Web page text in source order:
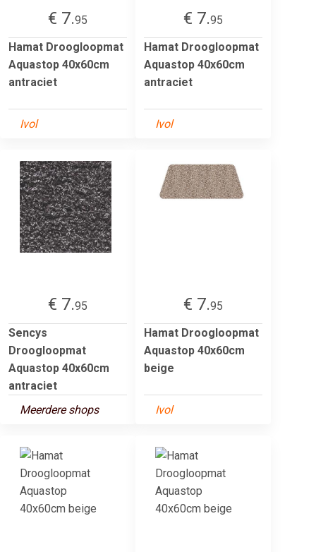
€ 7.95
Hamat Droogloopmat
Aquastop 40x60cm
antraciet
Ivol
€ 7.95
Hamat Droogloopmat
Aquastop 40x60cm
antraciet
Ivol
€ 7.95
Sencys
Droogloopmat
Aquastop 40x60cm
antraciet
Meerdere shops
€ 7.95
Hamat Droogloopmat
Aquastop 40x60cm
beige
Ivol